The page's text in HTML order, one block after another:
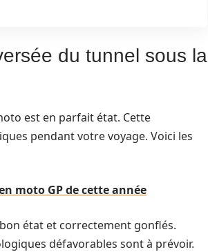
du tunnel sous la
est en parfait état. Cette
pendant votre voyage. Voici les
moto GP de cette année
état et correctement gonflés.
défavorables sont à prévoir.